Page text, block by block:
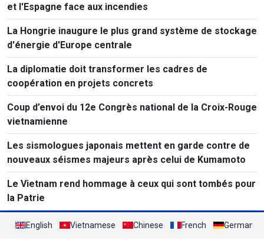
et l'Espagne face aux incendies
La Hongrie inaugure le plus grand système de stockage
d'énergie d'Europe centrale
La diplomatie doit transformer les cadres de
coopération en projets concrets
Coup d’envoi du 12e Congrès national de la Croix-Rouge
vietnamienne
Les sismologues japonais mettent en garde contre de
nouveaux séismes majeurs après celui de Kumamoto
Le Vietnam rend hommage à ceux qui sont tombés pour
la Patrie
English Vietnamese Chinese French German